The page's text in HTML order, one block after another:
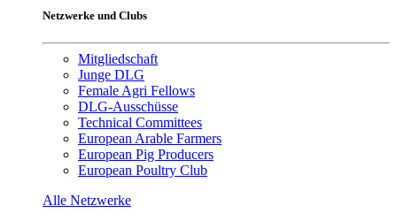
Netzwerke und Clubs
Mitgliedschaft
Junge DLG
Female Agri Fellows
DLG-Ausschüsse
Technical Committees
European Arable Farmers
European Pig Producers
European Poultry Club
Alle Netzwerke